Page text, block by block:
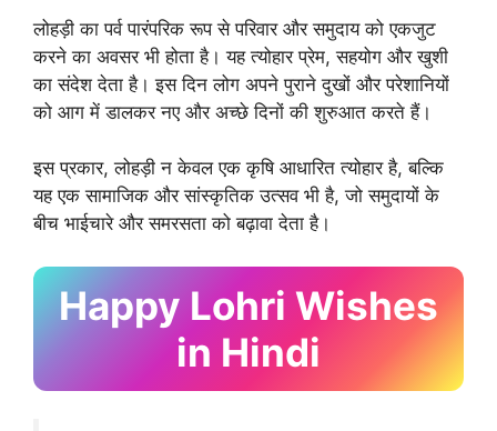
लोहड़ी का पर्व पारंपरिक रूप से परिवार और समुदाय को एकजुट
करने का अवसर भी होता है। यह त्योहार प्रेम, सहयोग और खुशी
का संदेश देता है। इस दिन लोग अपने पुराने दुखों और परेशानियों
को आग में डालकर नए और अच्छे दिनों की शुरुआत करते हैं।
इस प्रकार, लोहड़ी न केवल एक कृषि आधारित त्योहार है, बल्कि
यह एक सामाजिक और सांस्कृतिक उत्सव भी है, जो समुदायों के
बीच भाईचारे और समरसता को बढ़ावा देता है।
Happy Lohri Wishes
in Hindi